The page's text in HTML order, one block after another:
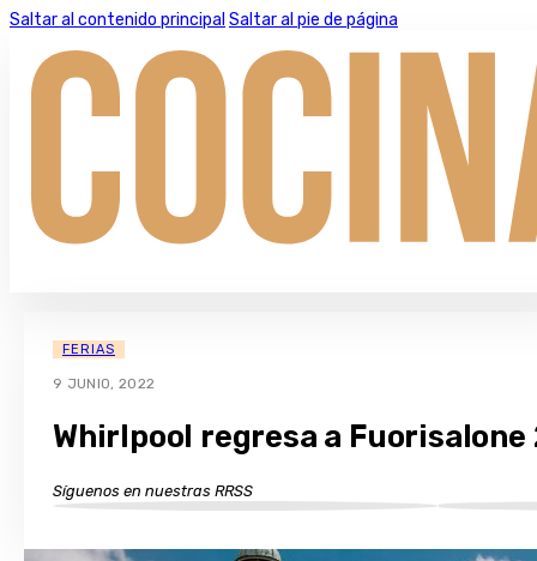
Saltar al contenido principal Saltar al pie de página
FERIAS
9 JUNIO, 2022
Whirlpool regresa a Fuorisalone
Síguenos en nuestras RRSS